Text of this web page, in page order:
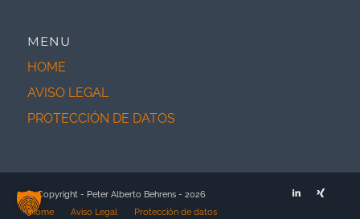
MENU
HOME
AVISO LEGAL
PROTECCIÓN DE DATOS
© Copyright - Peter Alberto Behrens - 2026
Home
Aviso Legal Protección de datos